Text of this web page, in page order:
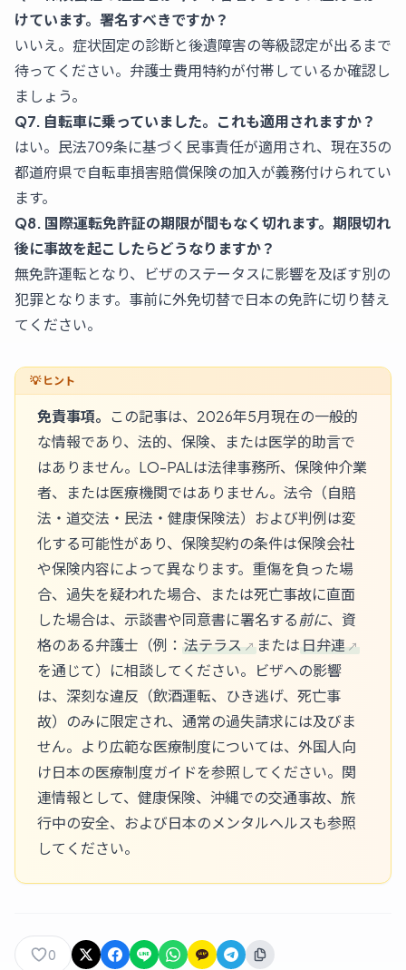
けています。署名すべきですか？
いいえ。症状固定の診断と後遺障害の等級認定が出るまで
待ってください。弁護士費用特約が付帯しているか確認し
ましょう。
Q7. 自転車に乗っていました。これも適用されますか？
はい。民法709条に基づく民事責任が適用され、現在35の
都道府県で自転車損害賠償保険の加入が義務付けられてい
ます。
Q8. 国際運転免許証の期限が間もなく切れます。期限切れ
後に事故を起こしたらどうなりますか？
無免許運転となり、ビザのステータスに影響を及ぼす別の
犯罪となります。事前に外免切替で日本の免許に切り替え
てください。
免責事項。
この記事は、2026年5月現在の一般的
な情報であり、法的、保険、または医学的助言で
はありません。LO-PALは法律事務所、保険仲介業
者、または医療機関ではありません。法令（自賠
法・道交法・民法・健康保険法）および判例は変
化する可能性があり、保険契約の条件は保険会社
や保険内容によって異なります。重傷を負った場
合、過失を疑われた場合、または死亡事故に直面
した場合は、示談書や同意書に署名する前に、資
格のある弁護士（例： 法テラス または日弁連
を通じて）に相談してください。ビザへの影響
は、深刻な違反（飲酒運転、ひき逃げ、死亡事
故）のみに限定され、通常の過失請求には及びま
せん。より広範な医療制度については、外国人向
け日本の医療制度ガイドを参照してください。関
連情報として、 健康保険、 沖縄での交通事故、 旅
行中の安全、および日本のメンタルヘルスも参照
してください。
0